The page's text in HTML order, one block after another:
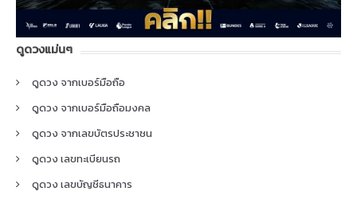
ดูดวงแม่นๆ
ดูดวง จากเบอร์มือถือ
ดูดวง จากเบอร์มือถือมงคล
ดูดวง จากเลขบัตรประชาชน
ดูดวง เลขทะเบียนรถ
ดูดวง เลขบัญชีธนาคาร